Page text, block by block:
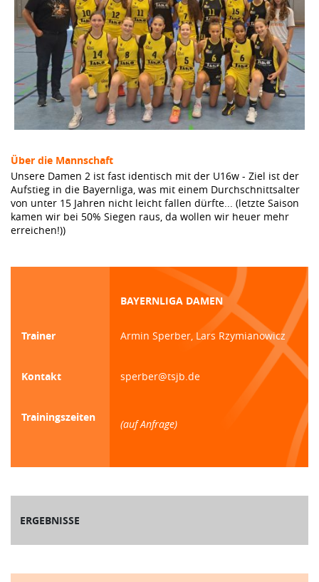
Über die Mannschaft
Unsere Damen 2 ist fast identisch mit der U16w - Ziel ist der
Aufstieg in die Bayernliga, was mit einem Durchschnittsalter
von unter 15 Jahren nicht leicht fallen dürfte... (letzte Saison
kamen wir bei 50% Siegen raus, da wollen wir heuer mehr
erreichen!))
BAYERNLIGA DAMEN
Trainer Armin Sperber, Lars Rzymianowicz
Kontakt sperber@tsjb.de
Trainingszeiten
(auf Anfrage)
ERGEBNISSE